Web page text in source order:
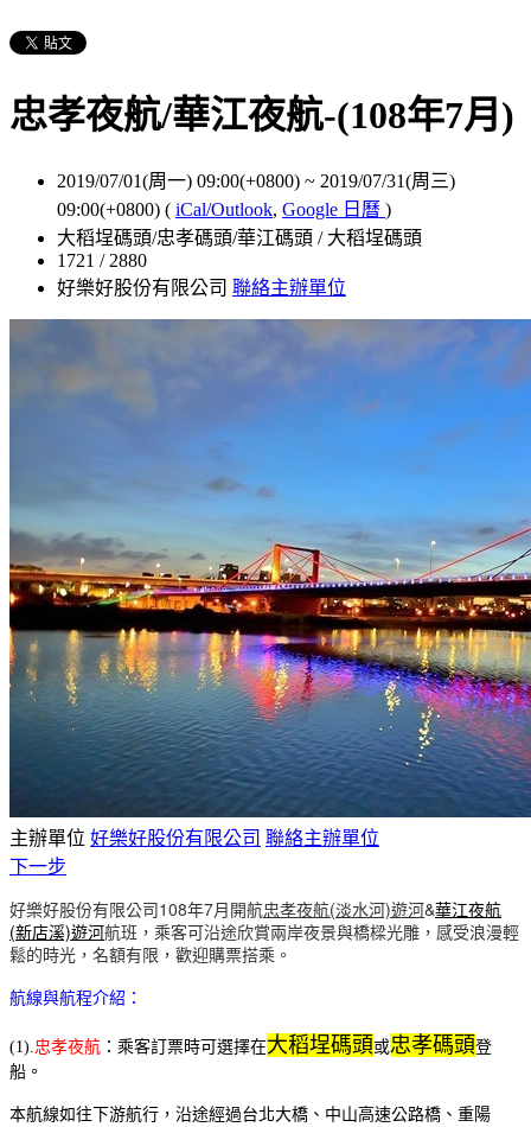
忠孝夜航/華江夜航-(108年7月)
2019/07/01(周一) 09:00(+0800) ~ 2019/07/31(周三)
09:00(+0800) ( iCal/Outlook, Google 日曆 )
大稻埕碼頭/忠孝碼頭/華江碼頭 / 大稻埕碼頭
1721 / 2880
好樂好股份有限公司 聯絡主辦單位
主辦單位 好樂好股份有限公司 聯絡主辦單位
下一步
好樂好股份有限公司108年7月開航忠孝夜航(淡水河)遊河&華江夜航
(新店溪)遊河航班，乘客可沿途欣賞兩岸夜景與橋樑光雕，感受浪漫輕
鬆的時光，名額有限，歡迎購票搭乘。 ​
航線與航程介紹：
(1). 忠孝夜航 ：乘客訂票時可選擇在大稻埕碼頭或忠孝碼頭登
船。
本航線如往下游航行，沿途經過台北大橋、中山高速公路橋、重陽